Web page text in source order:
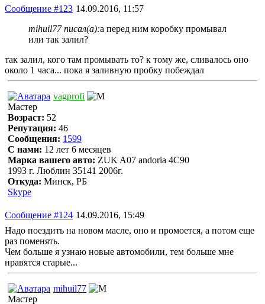
Сообщение #123 14.09.2016, 11:57
mihuil77 писал(а):а перед ним коробку промывал
или так залил?
так залил, кого там промывать то? к тому же, сливалось оно
около 1 часа... пока я заливную пробку побеждал
vagprofi
Мастер
Возраст: 52
Репутация: 46
Сообщения: 1599
С нами: 12 лет 6 месяцев
Марка вашего авто: ZUK A07 andoria 4C90
1993 г. Люблин 35141 2006г.
Откуда: Минск, РБ
Skype
Сообщение #124 14.09.2016, 15:49
Надо поездить на новом масле, оно и промоется, а потом еще
раз поменять.
Чем больше я узнаю новые автомобили, тем больше мне
нравятся старые...
mihuil77
Мастер